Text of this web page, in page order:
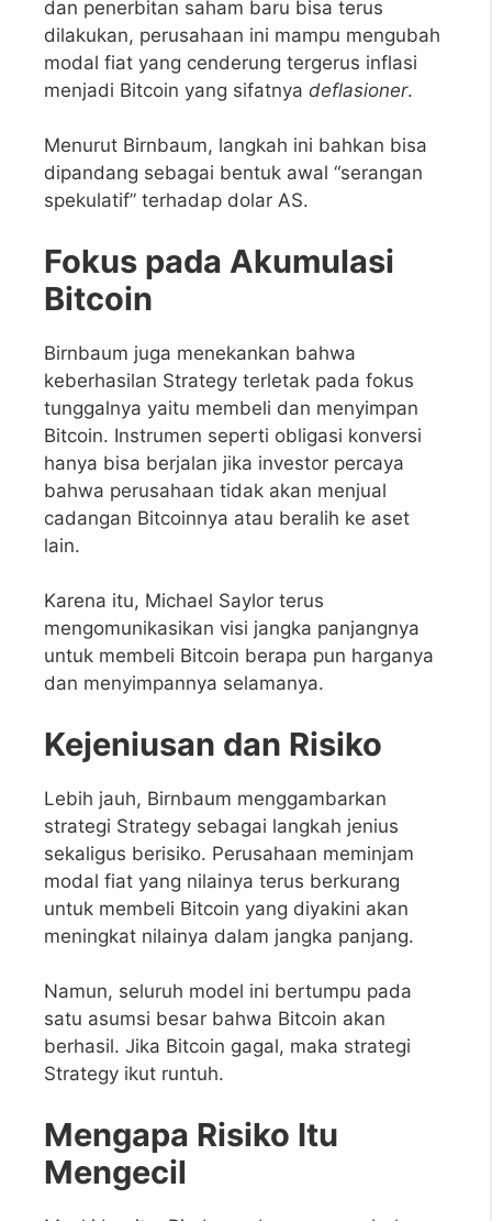
dan penerbitan saham baru bisa terus
dilakukan, perusahaan ini mampu mengubah
modal fiat yang cenderung tergerus inflasi
menjadi Bitcoin yang sifatnya deflasioner.
Menurut Birnbaum, langkah ini bahkan bisa
dipandang sebagai bentuk awal “serangan
spekulatif” terhadap dolar AS.
Fokus pada Akumulasi
Bitcoin
Birnbaum juga menekankan bahwa
keberhasilan Strategy terletak pada fokus
tunggalnya yaitu membeli dan menyimpan
Bitcoin. Instrumen seperti obligasi konversi
hanya bisa berjalan jika investor percaya
bahwa perusahaan tidak akan menjual
cadangan Bitcoinnya atau beralih ke aset
lain.
Karena itu, Michael Saylor terus
mengomunikasikan visi jangka panjangnya
untuk membeli Bitcoin berapa pun harganya
dan menyimpannya selamanya.
Kejeniusan dan Risiko
Lebih jauh, Birnbaum menggambarkan
strategi Strategy sebagai langkah jenius
sekaligus berisiko. Perusahaan meminjam
modal fiat yang nilainya terus berkurang
untuk membeli Bitcoin yang diyakini akan
meningkat nilainya dalam jangka panjang.
Namun, seluruh model ini bertumpu pada
satu asumsi besar bahwa Bitcoin akan
berhasil. Jika Bitcoin gagal, maka strategi
Strategy ikut runtuh.
Mengapa Risiko Itu
Mengecil